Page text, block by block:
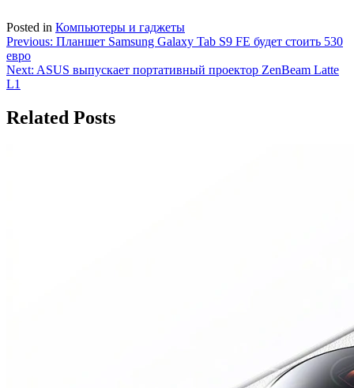
Posted in Компьютеры и гаджеты
Навигация
по
записям
Previous: Планшет Samsung Galaxy Tab S9 FE будет стоить 530
евро
Next: ASUS выпускает портативный проектор ZenBeam Latte
L1
Related Posts